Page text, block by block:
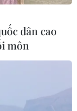
dân cao
môn